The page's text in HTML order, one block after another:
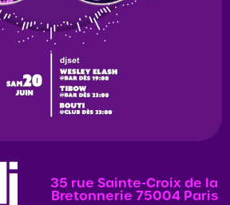
35 rue Sainte-Croix de la
Bretonnerie 75004 Paris